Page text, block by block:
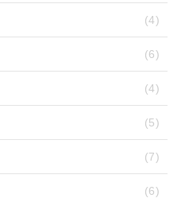
(4)
(6)
(4)
(5)
(7)
(6)